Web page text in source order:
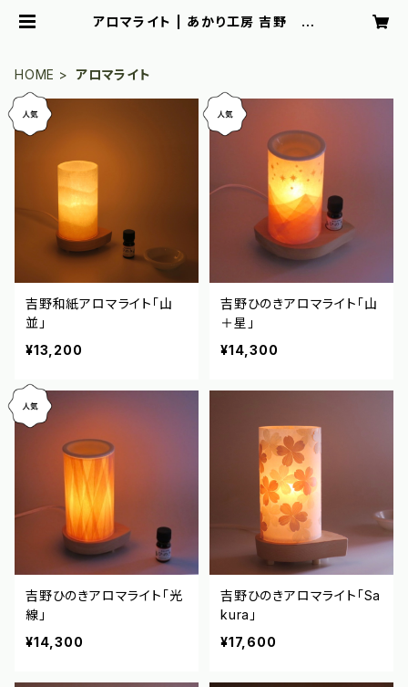
アロマライト | あかり工房 吉野
HOME アロマライト
吉野和紙アロマライト「山
並」
¥13,200
吉野ひのきアロマライト「山
＋星」
¥14,300
吉野ひのきアロマライト「光
線」
¥14,300
吉野ひのきアロマライト「Sa
kura」
¥17,600